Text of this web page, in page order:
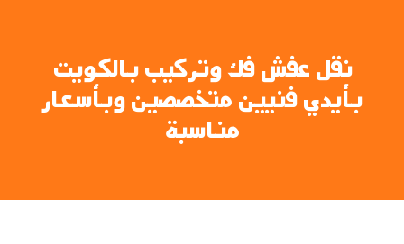
نقل عفش فك وتركيب بالكويت
بأيدي فنيين متخصصين وبأسعار
مناسبة